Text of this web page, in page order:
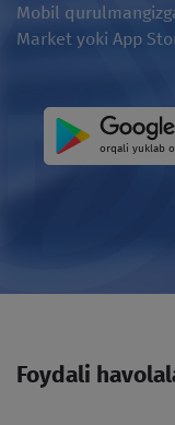
Mobil
Market yoki App
orqali yuklab
Foydali